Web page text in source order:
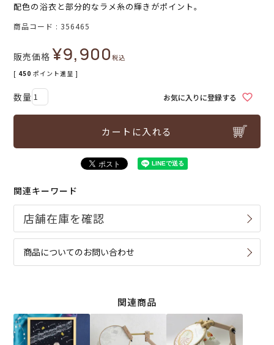
配色の浴衣と部分的なラメ糸の輝きがポイント。
商品コード 356465
販売価格 ¥9,900税込
[ 450 ポイント進呈 ]
お気に入りに登録する
カートに入れる
関連キーワード
商品についてのお問い合わせ
関連商品